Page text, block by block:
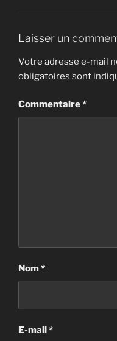
Laisser un
Votre adresse e-mail
obligatoires sont
Commentaire*
Nom*
E-mail*